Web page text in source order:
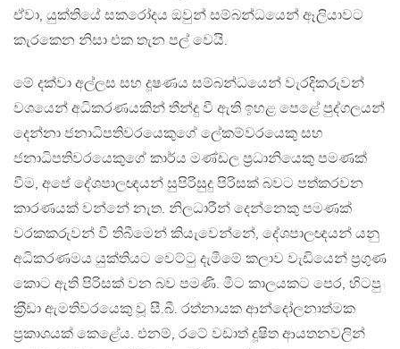
ඒවා, යුක්තියේ සකරෝදය ඔවුන් සම්බන්ධයෙන් ඈලියාවට
කැරකෙන නිසා එක තැන පල් වෙයි.
මේ දක්වා අල්ලස සහ දූෂණය සම්බන්ධයෙන් වැරදිකරුවන්
වශයෙන් අධිකරණයකින් තීන්දු වී ඇති ඉහළ පෙළේ පුද්ගලයන්
දෙන්නා ජනාධිපතිවරයෙකුගේ ලේකම්වරයෙකු සහ
ජනාධිපතිවරයෙකුගේ කාර්ය මණ්ඩල ප‍්‍රධානියෙකු පමණක්
වීම, අපේ දේශපාලඥයන් සුපිරිසුදු පිරිසක් බවට පත්කරවන
කාරණයක් වන්නේ නැත. නිලධාරීන් දෙන්නෙකු පමණක්
වරකකරුවන් වී තිබීමෙන් කියැවෙන්නේ, දේශපාලඥයන් යනු
අධිකරණමය යුක්තියට වෙට්ටු දැමීමේ කලාව වැඩියෙන් ප‍්‍රගුණ
කොට ඇති පිරිසක් වන බව පමණි. මීට කාලයකට පෙර, හිටපු
ක‍්‍රීඩා ඇමතිවරයෙකු වූ සී.බී. රත්නායක ආන්දෝලනාත්මක
ප‍්‍රකාශයක් කෙළේය. එනම්, රටේ වඩාත් දූෂිත ආයතනවලින්